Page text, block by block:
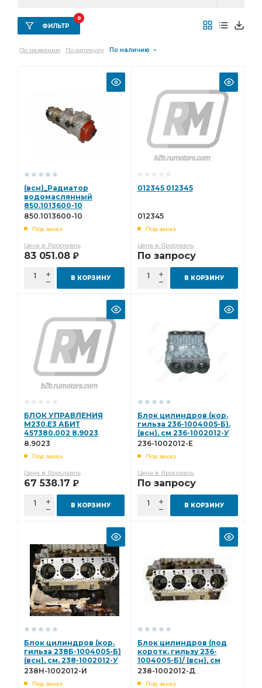
ФИЛЬТР
0
По названию По артикулу По наличию
(всн)_Радиатор
водомаслянный
850.1013600-10
850.1013600-10
Под заказ
Цена в Ярославль
83 051.08 Р
В КОРЗИНУ
012345 012345
012345
Под заказ
Цена в Ярославль
По запросу
В КОРЗИНУ
БЛОК УПРАВЛЕНИЯ
М230.Е3 АБИТ
457380.002 8.9023
8.9023
Под заказ
Цена в Ярославль
67 538.17 Р
В КОРЗИНУ
Блок цилиндров (кор.
гильза 236-1004005-Б).
(всн), см 236-1002012-У
236-1002012-Е
236-1002012-Е
Под заказ
Цена в Ярославль
По запросу
В КОРЗИНУ
Блок цилиндров (кор.
гильза 238Б-1004005-Б)
(всн), см. 238-1002012-У
238Н-1002012-И
238Н-1002012-И
Под заказ
Блок цилиндров (под
коротк. гильзу 236-
1004005-Б)/ (всн), см
238-1002012-У 238-
238-1002012-Д
Под заказ